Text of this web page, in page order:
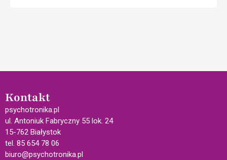
Kontakt
psychotronika.pl
ul. Antoniuk Fabryczny 55 lok. 24
15-762 Białystok
tel. 85 654 78 06
biuro@psychotronika.pl